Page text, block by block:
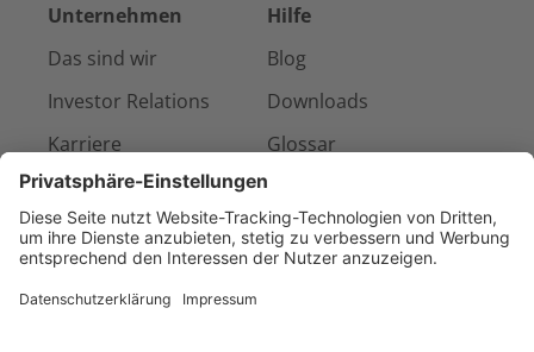
Unternehmen
Das sind wir
Investor Relations
Karriere
Presse & Medien
Referenzen
Hilfe
Blog
Downloads
Glossar
Kontakt